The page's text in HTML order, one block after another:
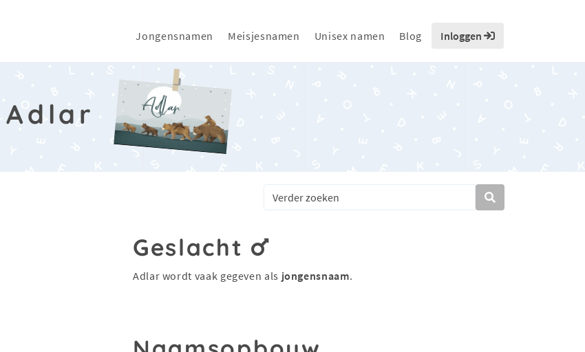
Jongensnamen Meisjesnamen Unisex namen Blog Inloggen
Adlar
Geslacht
Adlar wordt vaak gegeven als jongensnaam.